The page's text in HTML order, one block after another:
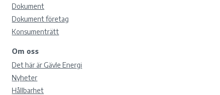
Dokument
Dokument företag
Konsumenträtt
Om oss
Det här är Gävle Energi
Nyheter
Hållbarhet